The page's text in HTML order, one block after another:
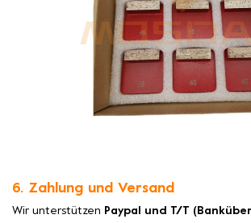
6. Zahlung und Versand
Wir unterstützen Paypal und T/T